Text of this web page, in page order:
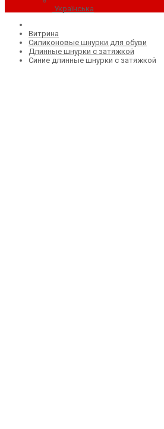
Українська
Витрина
Силиконовые шнурки для обуви
Длинные шнурки с затяжкой
Синие длинные шнурки с затяжкой